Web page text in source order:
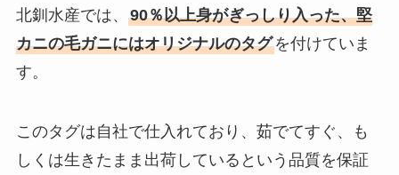
北釧水産では、 90％以上身がぎっしり入った、堅
カニの毛ガニにはオリジナルのタグを付けていま
す。
このタグは自社で仕入れており、茹でてすぐ、も
しくは生きたまま出荷しているという品質を保証